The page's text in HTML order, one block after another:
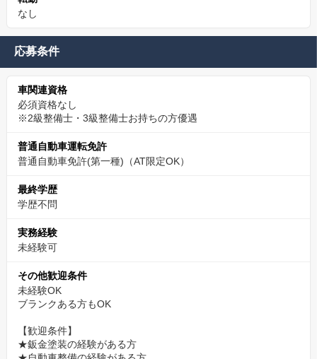
なし
応募条件
車関連資格
必須資格なし
※2級整備士・3級整備士お持ちの方優遇
普通自動車運転免許
普通自動車免許(第一種)（AT限定OK）
最終学歴
学歴不問
実務経験
未経験可
その他歓迎条件
未経験OK
ブランクある方もOK
【歓迎条件】
★鈑金塗装の経験がある方